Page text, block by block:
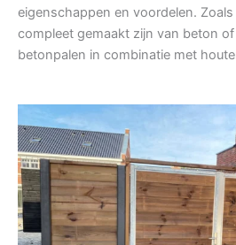
eigenschappen en voordelen.
compleet gemaakt zijn van beton
betonpalen in combinatie met